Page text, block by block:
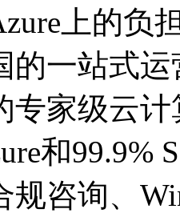
上的负
的一站式运
专家级云
和99.9%
规咨询、